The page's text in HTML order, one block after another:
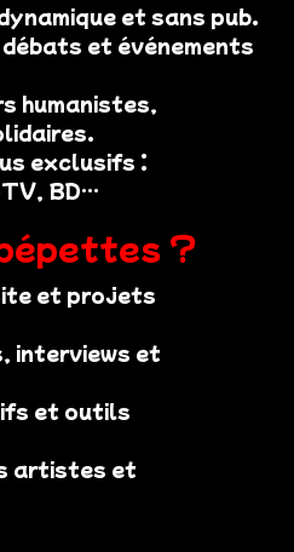
et sans pub.
et événements
humanistes,
exclusifs :
BD…
?
et projets
interviews et
et outils
artistes et